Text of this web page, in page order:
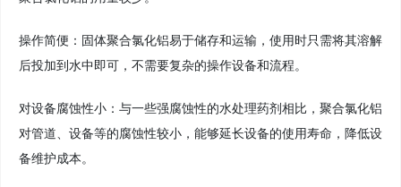
操作简便：固体聚合氯化铝易于储存和运输，使用时只需将其溶解
后投加到水中即可，不需要复杂的操作设备和流程。
对设备腐蚀性小：与一些强腐蚀性的水处理药剂相比，聚合氯化铝
对管道、设备等的腐蚀性较小，能够延长设备的使用寿命，降低设
备维护成本。